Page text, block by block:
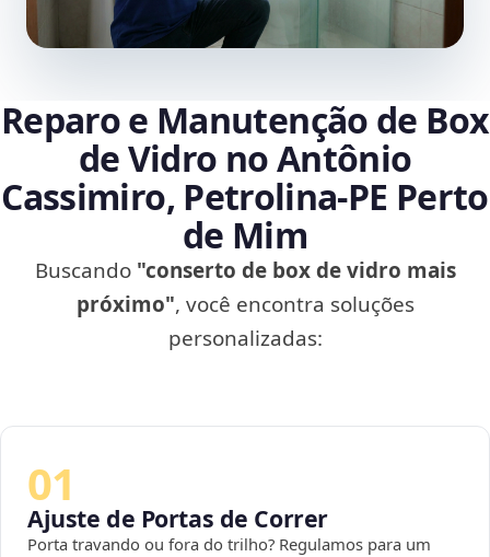
Reparo e Manutenção de Box
de Vidro no Antônio
Cassimiro, Petrolina‑PE Perto
de Mim
Buscando "conserto de box de vidro mais
próximo", você encontra soluções
personalizadas:
01
Ajuste de Portas de Correr
Porta travando ou fora do trilho? Regulamos para um